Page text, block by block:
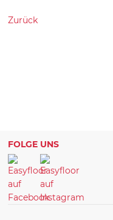
Zurück
FOLGE UNS